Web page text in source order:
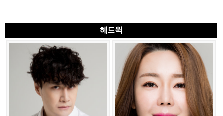
헤드윅